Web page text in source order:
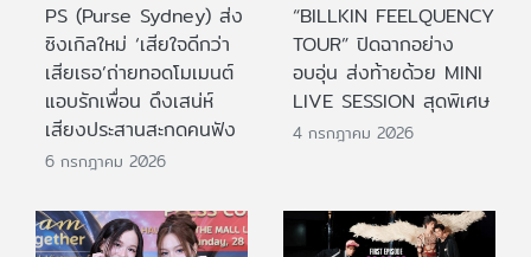
PS (Purse Sydney) ส่ง
ซิงเกิลใหม่ ‘เสียใจดีกว่า
เสียเธอ’ถ่ายทอดโมเมนต์
แอบรักเพื่อน ดึงเสน่ห์
เสียงประสานสะกดคนฟัง
6 กรกฎาคม 2026
“BILLKIN FEELQUENCY
TOUR” ปิดฉากอย่าง
อบอุ่น ส่งท้ายด้วย MINI
LIVE SESSION สุดพิเศษ
4 กรกฎาคม 2026